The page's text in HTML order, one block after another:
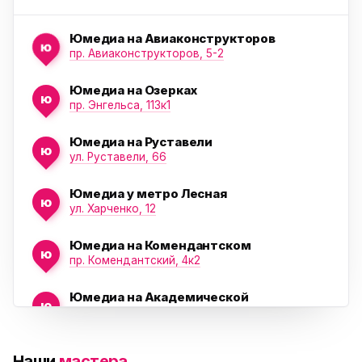
ю
Юмедиа на Авиаконструкторов
пр. Авиаконструкторов, 5-2
ю
Юмедиа на Озерках
пр. Энгельса, 113к1
ю
Юмедиа на Руставели
ул. Руставели, 66
ю
Юмедиа у метро Лесная
ул. Харченко, 12
ю
Юмедиа на Комендантском
пр. Комендантский, 4к2
ю
Юмедиа на Академической
ю